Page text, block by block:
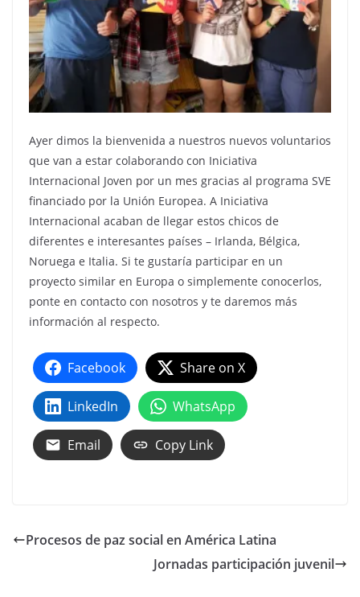
Ayer dimos la bienvenida a nuestros nuevos voluntarios
que van a estar colaborando con Iniciativa
Internacional Joven por un mes gracias al programa SVE
financiado por la Unión Europea. A Iniciativa
Internacional acaban de llegar estos chicos de
diferentes e interesantes países – Irlanda, Bélgica,
Noruega e Italia. Si te gustaría participar en un
proyecto similar en Europa o simplemente conocerlos,
ponte en contacto con nosotros y te daremos más
información al respecto.
Facebook Share on X
LinkedIn WhatsApp
Email Copy Link
Procesos de paz social en América Latina
Jornadas participación juvenil